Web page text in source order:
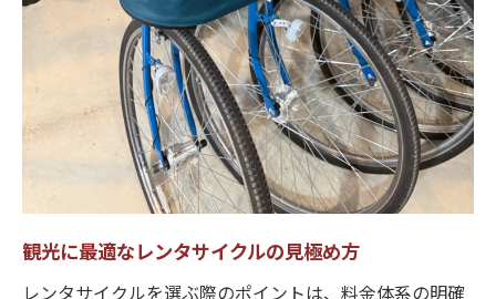
観光に最適なレンタサイクルの見極め方
レンタサイクルを選ぶ際のポイントは、料金体系の明確